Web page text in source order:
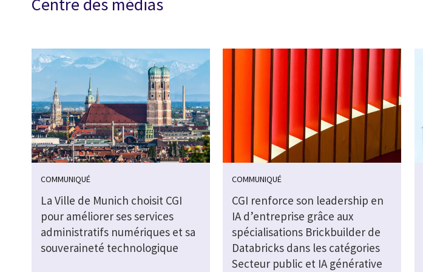
COMMUNIQUÉ
La Ville de Munich choisit CGI
pour améliorer ses services
administratifs numériques et sa
souveraineté technologique
COMMUNIQUÉ
CGI renforce son leadership en
IA d’entreprise grâce aux
spécialisations Brickbuilder de
Databricks dans les catégories
Secteur public et IA générative